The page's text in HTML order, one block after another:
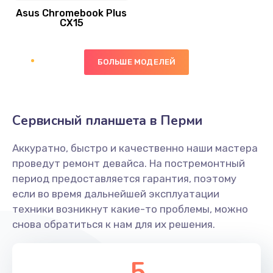
Заказать
890 руб.
Замена голосового динамика
Заказать
Замена основной камеры
490 руб.
Заказать
Asus Chromebook Plus
CX15
БОЛЬШЕ МОДЕЛЕЙ
Сервисный планшета в Перми
Аккуратно, быстро и качественно наши мастера
проведут ремонт девайса. На постремонтный
период предоставляется гарантия, поэтому
если во время дальнейшей эксплуатации
техники возникнут какие-то проблемы, можно
снова обратиться к нам для их решения.